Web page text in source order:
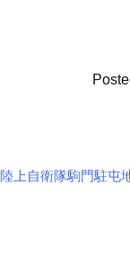
陸上自衛隊駒門駐屯